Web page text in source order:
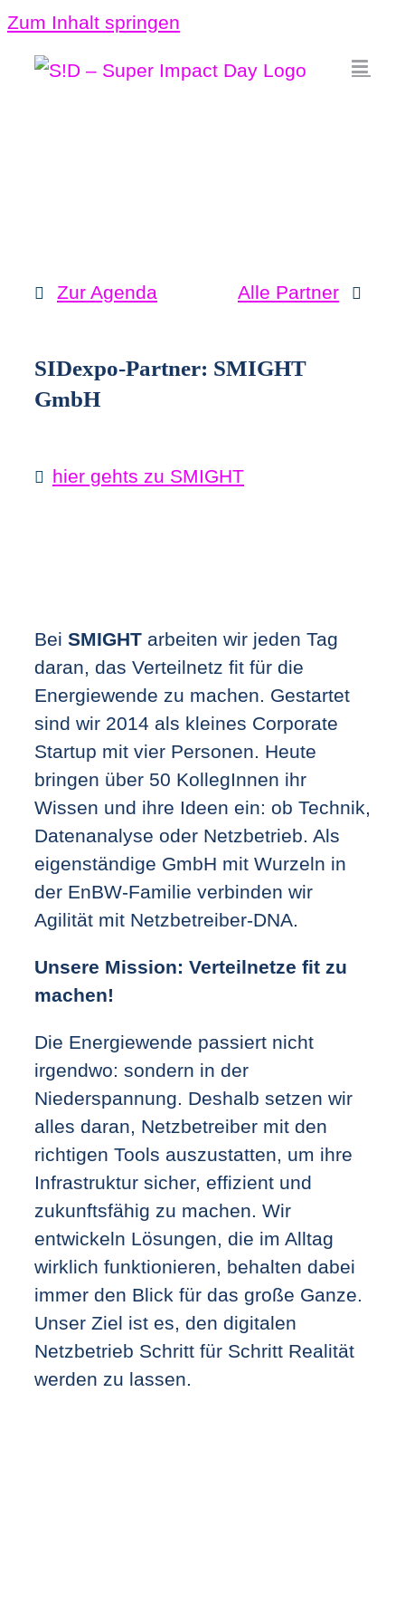
Zum Inhalt springen
Zur Agenda Alle Partner
SIDexpo-Partner: SMIGHT
GmbH
hier gehts zu SMIGHT
Bei SMIGHTarbeiten wir jeden Tag
daran, das Verteilnetz fit für die
Energiewende zu machen. Gestartet
sind wir 2014 als kleines Corporate
Startup mit vier Personen. Heute
bringen über 50 KollegInnen ihr
Wissen und ihre Ideen ein: ob Technik,
Datenanalyse oder Netzbetrieb. Als
eigenständige GmbH mit Wurzeln in
der EnBW-Familie verbinden wir
Agilität mit Netzbetreiber-DNA.
Unsere Mission: Verteilnetze fit zu
machen!
Die Energiewende passiert nicht
irgendwo: sondern in der
Niederspannung. Deshalb setzen wir
alles daran, Netzbetreiber mit den
richtigen Tools auszustatten, um ihre
Infrastruktur sicher, effizient und
zukunftsfähig zu machen. Wir
entwickeln Lösungen, die im Alltag
wirklich funktionieren, behalten dabei
immer den Blick für das große Ganze.
Unser Ziel ist es, den digitalen
Netzbetrieb Schritt für Schritt Realität
werden zu lassen.